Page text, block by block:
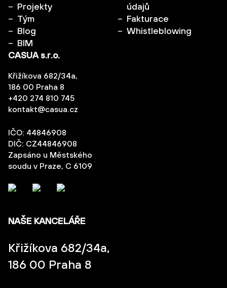
CASUA s.r.o.
Křižíkova 682/34a,
186 00 Praha 8
+420 274 810 745
kontakt@casua.cz
IČO: 44846908
DIČ: CZ44846908
Zapsáno u Městského
soudu v Praze, C 6109
Projekty
Tým
Blog
BIM
údajů
Fakturace
Whistleblowing
NAŠE KANCELÁŘE
Křižíkova 682/34a,
186 00 Praha 8